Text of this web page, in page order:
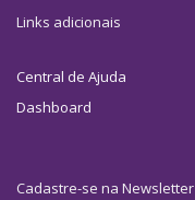
Links adicionais
Central de Ajuda
Dashboard
Cadastre-se na Newsletter